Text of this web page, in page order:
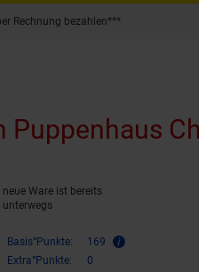
Rechnung bezahlen***
Puppenhaus
neue Ware ist bereits
unterwegs
Basis°Punkte:
169
Extra°Punkte:
0